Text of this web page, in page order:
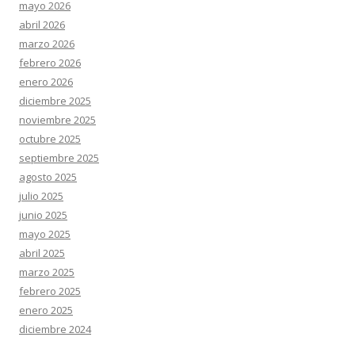
mayo 2026
abril 2026
marzo 2026
febrero 2026
enero 2026
diciembre 2025
noviembre 2025
octubre 2025
septiembre 2025
agosto 2025
julio 2025
junio 2025
mayo 2025
abril 2025
marzo 2025
febrero 2025
enero 2025
diciembre 2024